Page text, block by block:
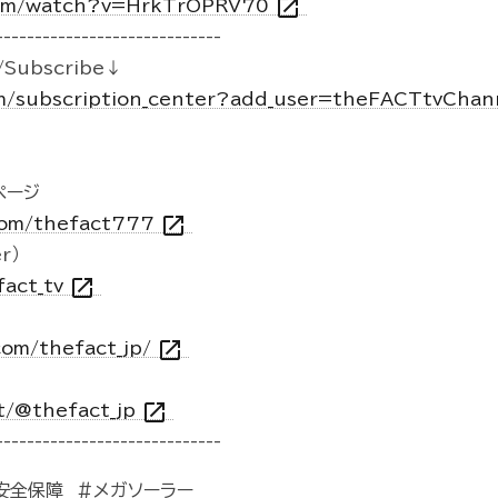
watch?v=HrkTrOPRV70 open_in_new
/Subscribe↓
ジ
thefact777 open_in_new
open_in_new
thefact_jp/ open_in_new
@thefact_jp open_in_new
保障 ＃メガソーラー